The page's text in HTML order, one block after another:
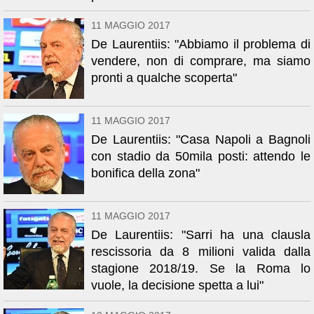
11 MAGGIO 2017
De Laurentiis: "Abbiamo il problema di
vendere, non di comprare, ma siamo
pronti a qualche scoperta"
11 MAGGIO 2017
De Laurentiis: "Casa Napoli a Bagnoli
con stadio da 50mila posti: attendo le
bonifica della zona"
11 MAGGIO 2017
De Laurentiis: "Sarri ha una clausla
rescissoria da 8 milioni valida dalla
stagione 2018/19. Se la Roma lo
vuole, la decisione spetta a lui"